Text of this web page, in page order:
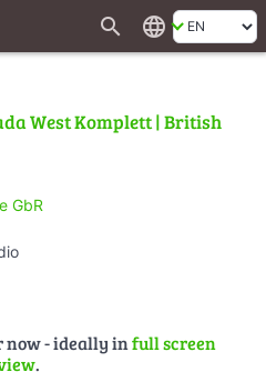
search language
West Komplett | British
GbR
now - ideally infull screen
.